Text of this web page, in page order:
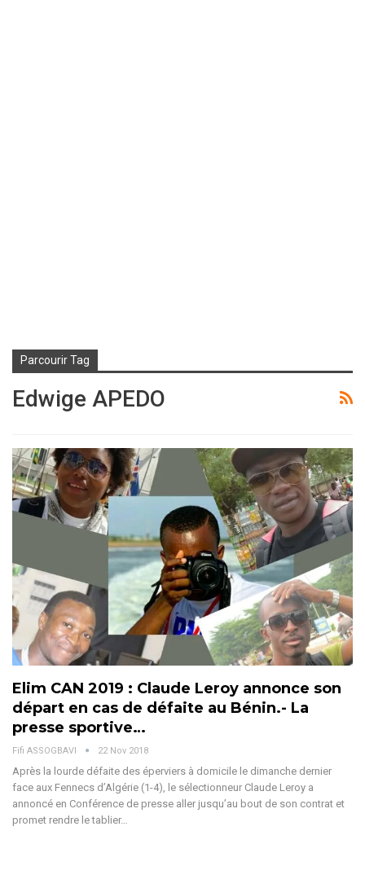
Parcourir Tag
Edwige APEDO
Elim CAN 2019 : Claude Leroy annonce son
départ en cas de défaite au Bénin.- La
presse sportive…
Fifi ASSOGBAVI 22 Nov 2018
Après la lourde défaite des éperviers à domicile le dimanche dernier
face aux Fennecs d’Algérie (1-4), le sélectionneur Claude Leroy a
annoncé en Conférence de presse aller jusqu’au bout de son contrat et
promet rendre le tablier…